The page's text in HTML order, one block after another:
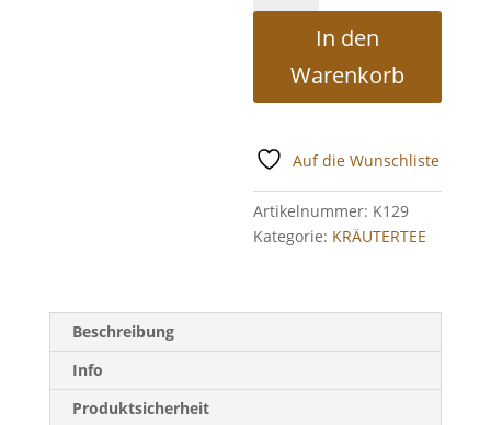
Minze
In den
Warenkorb
Auf die Wunschliste
Artikelnummer: K129
Kategorie: KRÄUTERTEE
Beschreibung
Info
Produktsicherheit